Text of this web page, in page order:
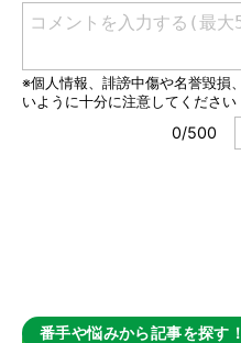
番手や悩みから記事を探す！